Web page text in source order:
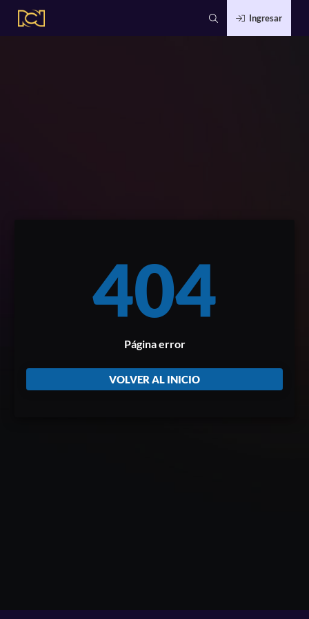
Ingresar
404
Página error
VOLVER AL INICIO